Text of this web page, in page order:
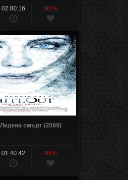
02:00:16 92%
смърт (2009)
01:40:42 94%